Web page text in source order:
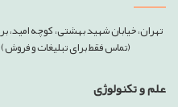
(تماس فقط برای تبلیغات و فروش) milad_love_2007@yahoo.com
علم و تکنولوژی